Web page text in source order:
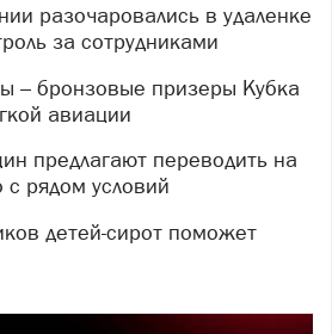
за сотрудниками
авиации
с рядом условий